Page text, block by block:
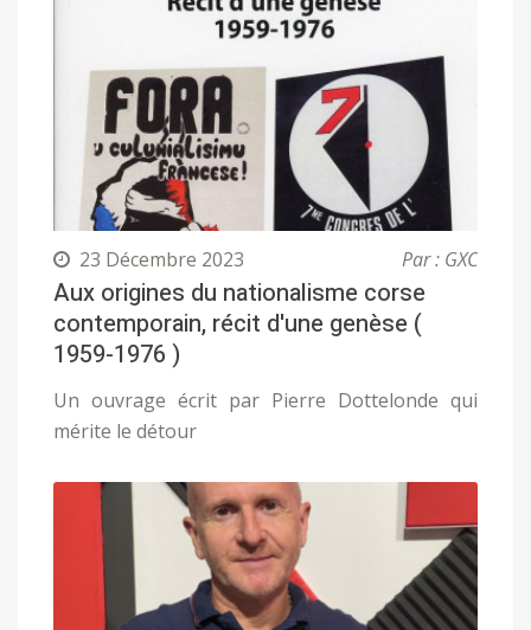
23 Décembre 2023 Par : GXC
Aux origines du nationalisme corse
contemporain, récit d'une genèse (
1959-1976 )
Un ouvrage écrit par Pierre Dottelonde qui
mérite le détour